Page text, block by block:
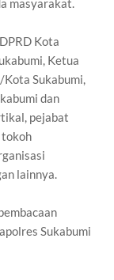
masyarakat.
Kota
Ketua
Sukabumi,
dan
pejabat
tokoh
lainnya.
Sukabumi